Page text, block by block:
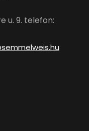
u. 9. telefon: